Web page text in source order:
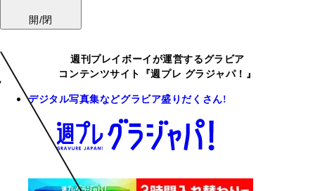
開/閉
週刊プレイボーイが運営するグラビア
コンテンツサイト『週プレ グラジャパ！』
デジタル写真集などグラビア盛りだくさん!